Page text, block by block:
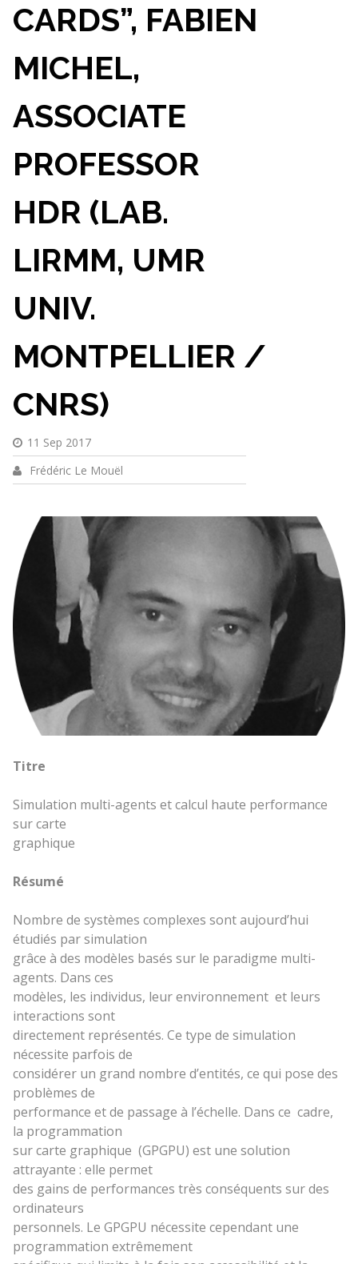
CARDS”, FABIEN
MICHEL,
ASSOCIATE
PROFESSOR
HDR (LAB.
LIRMM, UMR
UNIV.
MONTPELLIER /
CNRS)
11 Sep 2017
Frédéric Le Mouël
Titre
Simulation multi-agents et calcul haute performance
sur carte
graphique
Résumé
Nombre de systèmes complexes sont aujourd’hui
étudiés par simulation
grâce à des modèles basés sur le paradigme multi-
agents. Dans ces
modèles, les individus, leur environnement et leurs
interactions sont
directement représentés. Ce type de simulation
nécessite parfois de
considérer un grand nombre d’entités, ce qui pose des
problèmes de
performance et de passage à l’échelle. Dans ce cadre,
la programmation
sur carte graphique (GPGPU) est une solution
attrayante : elle permet
des gains de performances très conséquents sur des
ordinateurs
personnels. Le GPGPU nécessite cependant une
programmation extrêmement